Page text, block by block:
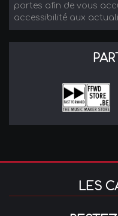
portes afin de vous
accessibilité aux
LES